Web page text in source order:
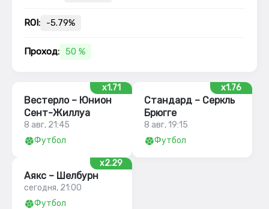
ROI: -5.79%
Проход: 50 %
x1.71
Вестерло – Юнион
Сент-Жиллуа
8 авг, 21:45
Футбол
x1.76
Стандард – Серкль
Брюгге
8 авг, 19:15
Футбол
x2.29
Аякс – Шелбурн
сегодня, 21:00
Футбол